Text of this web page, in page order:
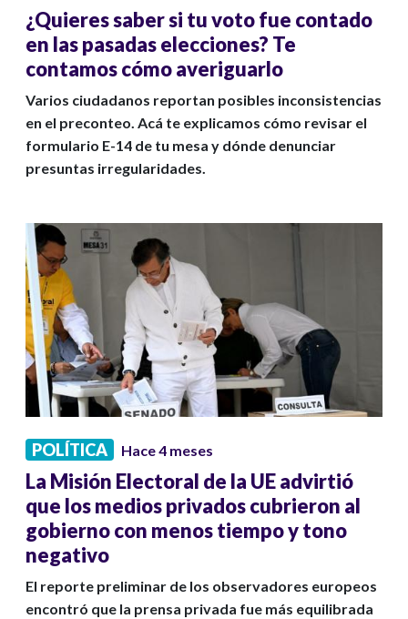
¿Quieres saber si tu voto fue contado
en las pasadas elecciones? Te
contamos cómo averiguarlo
Varios ciudadanos reportan posibles inconsistencias
en el preconteo. Acá te explicamos cómo revisar el
formulario E-14 de tu mesa y dónde denunciar
presuntas irregularidades.
POLÍTICA Hace 4 meses
La Misión Electoral de la UE advirtió
que los medios privados cubrieron al
gobierno con menos tiempo y tono
negativo
El reporte preliminar de los observadores europeos
encontró que la prensa privada fue más equilibrada